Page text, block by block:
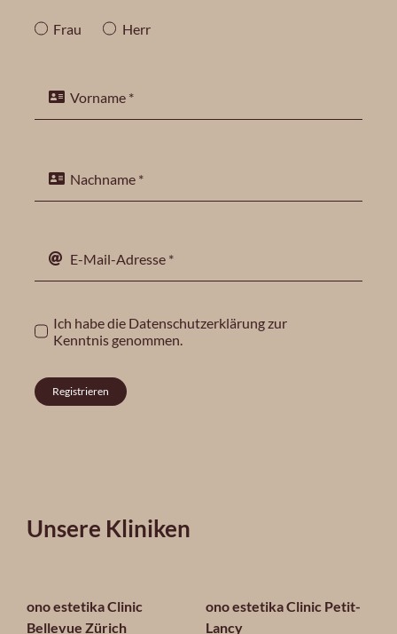
Frau Herr
Ich habe die Datenschutzerklärungzur
Kenntnis genommen.
Registrieren
Unsere Kliniken
ono estetika Clinic
Bellevue Zürich
ono estetika Clinic Petit-
Lancy